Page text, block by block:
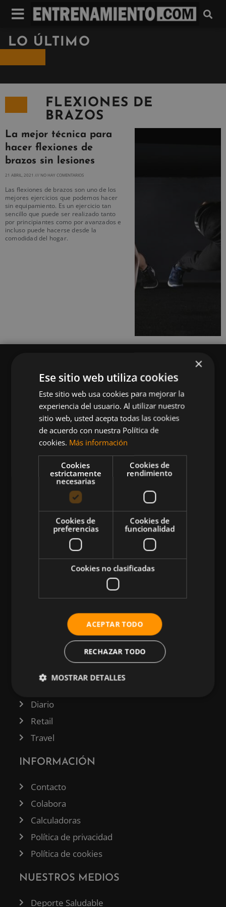
LO ÚLTIMO
FLEXIONES DE
BRAZOS
La mejor técnica para
hacer flexiones de
brazos sin lesiones
21 ABRIL, 2021 NO HAY COMENTARIOS
Las flexiones de brazos son uno de los
mejores ejercicios que podemos hacer
sin equipamiento. Es un ejercicio tan
sencillo que puede ser realizado tanto
por principiantes como por avanzados e
incluso puede hacerse desde la
comodidad del hogar.
Queremos mantenerte al día en temas de
deportes, fitness, nutrición, salud, recetas
saludables y tecnología aplicada al deporte y la
vida sana.
CATEGORÍAS
Atletismo
Musculación
Business
Diario
Retail
Travel
INFORMACIÓN
Contacto
Colabora
Calculadoras
Política de privacidad
Política de cookies
NUESTROS MEDIOS
Deporte Saludable
×
Ese sitio web utiliza cookies
Este sitio web usa cookies para mejorar la
experiencia del usuario. Al utilizar nuestro
sitio web, usted acepta todas las cookies
de acuerdo con nuestra Política de
cookies. Más información
Cookies
estrictamente
necesarias
Cookies de
rendimiento
Cookies de
preferencias
Cookies de
funcionalidad
Cookies no clasificadas
ACEPTAR TODO
RECHAZAR TODO
MOSTRAR DETALLES